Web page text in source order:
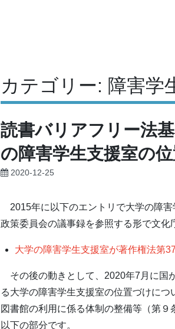
カテゴリー: 障害学
読書バリアフリー法
の障害学生支援室の
2020-12-25
2015年に以下のエントリで大学の障
政策委員会の議事録を参照する形で文化
大学の障害学生支援室が著作権法第
その後の動きとして、2020年7月に国
る大学の障害学生支援室の位置づけに
図書館の利用に係る体制の整備等（第
以下の部分です。